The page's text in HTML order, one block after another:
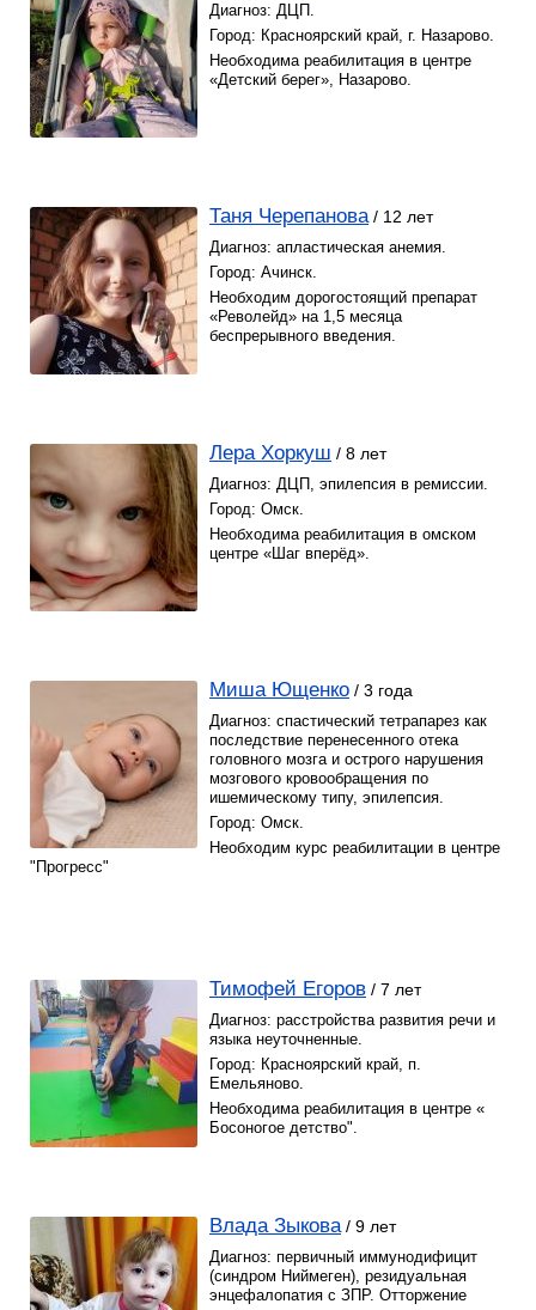
Диагноз: ДЦП.
Город: Красноярский край, г. Назарово.
Необходима реабилитация в центре
«Детский берег», Назарово.
Таня Черепанова / 12 лет
Диагноз: апластическая анемия.
Город: Ачинск.
Необходим дорогостоящий препарат
«Револейд» на 1,5 месяца
беспрерывного введения.
Лера Хоркуш / 8 лет
Диагноз: ДЦП, эпилепсия в ремиссии.
Город: Омск.
Необходима реабилитация в омском
центре «Шаг вперёд».
Миша Ющенко / 3 года
Диагноз: спастический тетрапарез как
последствие перенесенного отека
головного мозга и острого нарушения
мозгового кровообращения по
ишемическому типу, эпилепсия.
Город: Омск.
Необходим курс реабилитации в центре
"Прогресс"
Тимофей Егоров / 7 лет
Диагноз: расстройства развития речи и
языка неуточненные.
Город: Красноярский край, п.
Емельяново.
Необходима реабилитация в центре «
Босоногое детство".
Влада Зыкова / 9 лет
Диагноз: первичный иммунодифицит
(синдром Ниймеген), резидуальная
энцефалопатия с ЗПР. Отторжение